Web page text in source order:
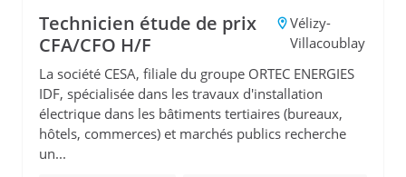
Technicien étude de prix
CFA/CFO H/F
Vélizy-
Villacoublay
La société CESA, filiale du groupe ORTEC ENERGIES
IDF, spécialisée dans les travaux d'installation
électrique dans les bâtiments tertiaires (bureaux,
hôtels, commerces) et marchés publics recherche
un...